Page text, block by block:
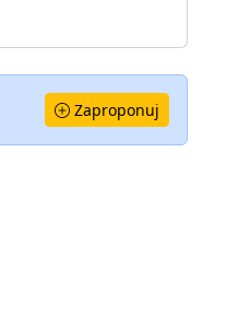
Zaproponuj